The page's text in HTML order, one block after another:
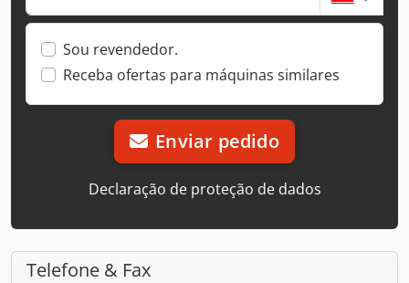
Sou revendedor.
Receba ofertas para máquinas similares
Enviar pedido
Declaração de proteção de dados
Telefone & Fax